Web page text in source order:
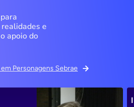
e
apoio do
Personagens Sebrae